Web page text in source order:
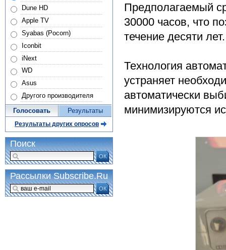
Предполагаемый
30000 часов, что
течение десяти лет.
Технология
устраняет
автоматически
минимизируются
Dune HD
Apple TV
Syabas (Pocorn)
Iconbit
iNext
WD
Asus
Другого производителя
Голосовать Результаты
Результаты других опросов
Поиск
ОК
Рассылки Subscribe.Ru
ОК